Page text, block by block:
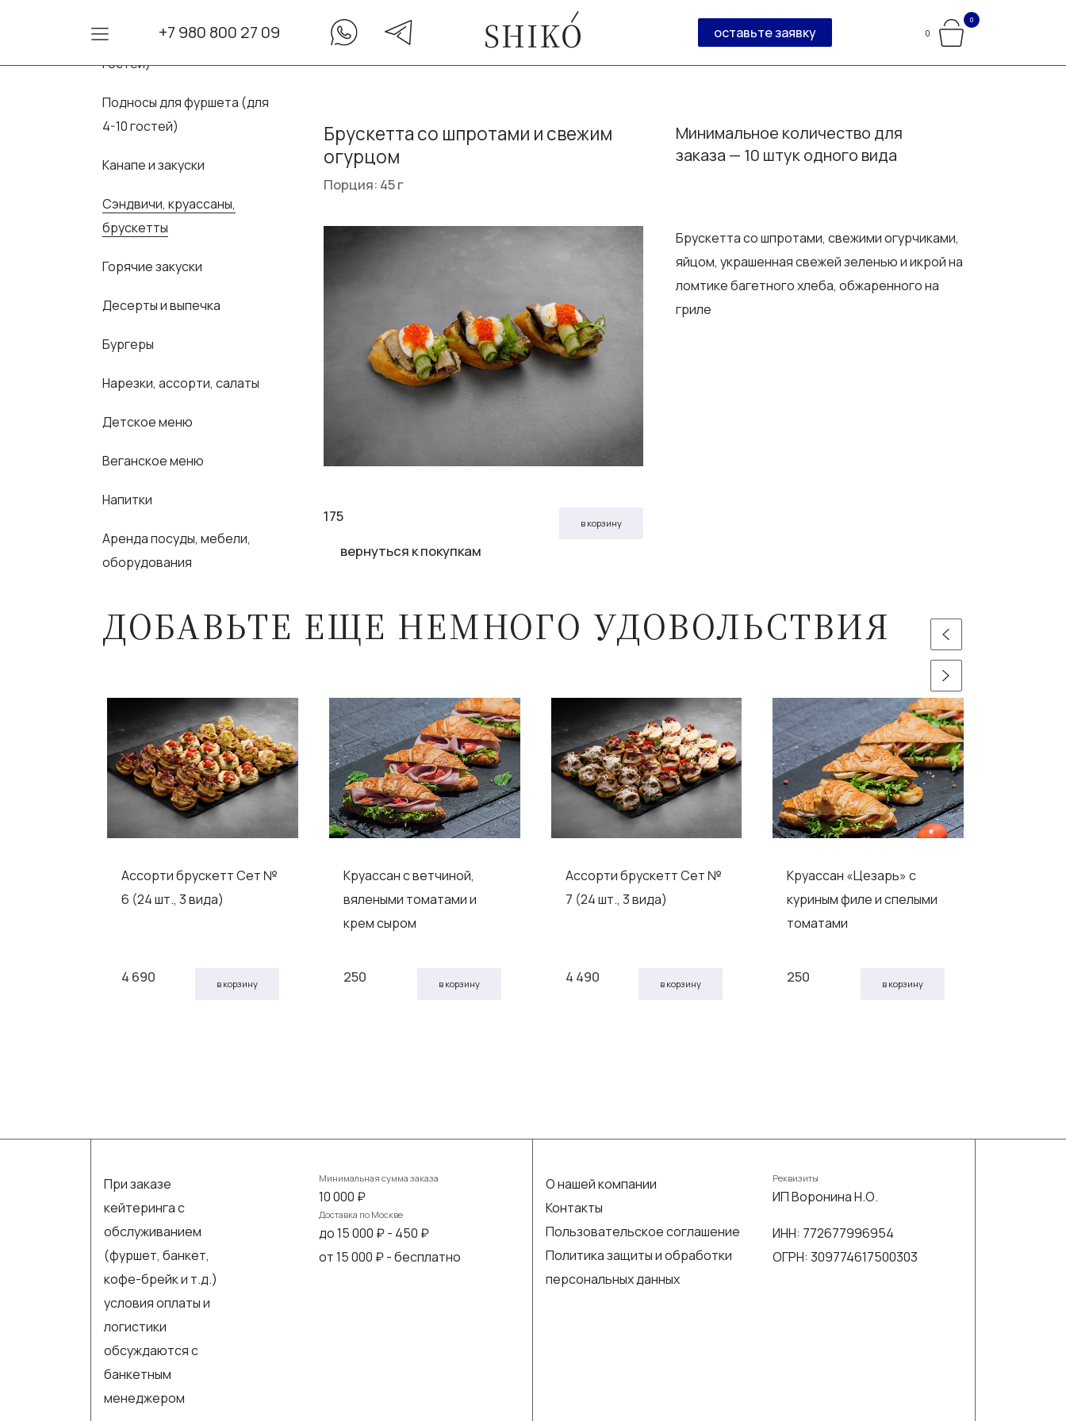
+7 980 800 27 09 оставьте заявку 0
0
Сеты для фуршета (для 10-30
гостей)
Подносы для фуршета (для
4-10 гостей)
Канапе и закуски
Сэндвичи, круассаны,
брускетты
Горячие закуски
Десерты и выпечка
Бургеры
Нарезки, ассорти, салаты
Детское меню
Веганское меню
Напитки
Аренда посуды, мебели,
оборудования
Брускетта со шпротами и свежим
огурцом
Порция: 45 г
Минимальное количество для
заказа — 10 штук одного вида
175 в корзину
вернуться к покупкам
Брускетта со шпротами, свежими огурчиками,
яйцом, украшенная свежей зеленью и икрой на
ломтике багетного хлеба, обжаренного на
гриле
ДОБАВЬТЕ ЕЩЕ НЕМНОГО УДОВОЛЬСТВИЯ
Ассорти брускетт Сет №
6 (24 шт., 3 вида)
4 690 в корзину
Круассан с ветчиной,
вялеными томатами и
крем сыром
250 в корзину
Ассорти брускетт Сет №
7 (24 шт., 3 вида)
4 490 в корзину
Круассан «Цезарь» с
куриным филе и спелыми
томатами
250 в корзину
При заказе
кейтеринга с
обслуживанием
(фуршет, банкет,
кофе-брейк и т.д.)
условия оплаты и
логистики
обсуждаются с
банкетным
менеджером
Минимальная сумма заказа
10 000 ₽
Доставка по Москве
до 15 000 ₽ - 450 ₽
от 15 000 ₽ - бесплатно
О нашей компании
Контакты
Пользовательское соглашение
Политика защиты и обработки
персональных данных
Реквизиты
ИП Воронина Н.О.
ИНН: 772677996954
ОГРН: 309774617500303